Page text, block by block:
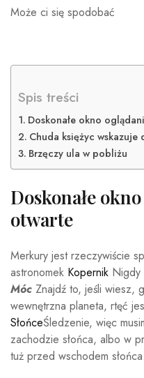
Może ci się spodobać
Spis treści
Doskonałe okno
Chuda księżyc wskazuje
Brzęczy ula w pobliżu
Doskonałe
otwarte
Merkury jest rzeczywiście
astronomek Kopernik Nigdy
Móc Znajdź to, jeśli wiesz,
wewnętrzna planeta, rtęć
SłońceŚledzenie, więc
zachodzie słońca, albo w
tuż przed wschodem słońca.